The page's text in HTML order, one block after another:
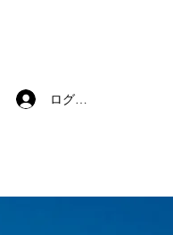
ログイン